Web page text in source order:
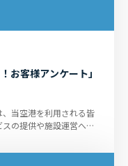
お客様アンケート」
当空港を利用される皆
の提供や施設運営へと